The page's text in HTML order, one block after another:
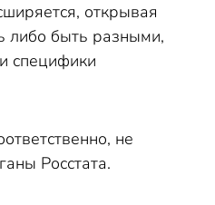
открывая
либо быть разными,
специфики
не
Росстата.